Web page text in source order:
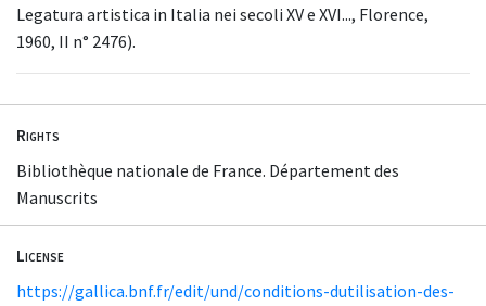
Legatura artistica in Italia nei secoli XV e XVI..., Florence,
1960, II n° 2476).
Rights
Bibliothèque nationale de France. Département des
Manuscrits
License
https://gallica.bnf.fr/edit/und/conditions-dutilisation-des-